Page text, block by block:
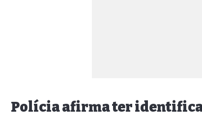
Polícia afirma ter